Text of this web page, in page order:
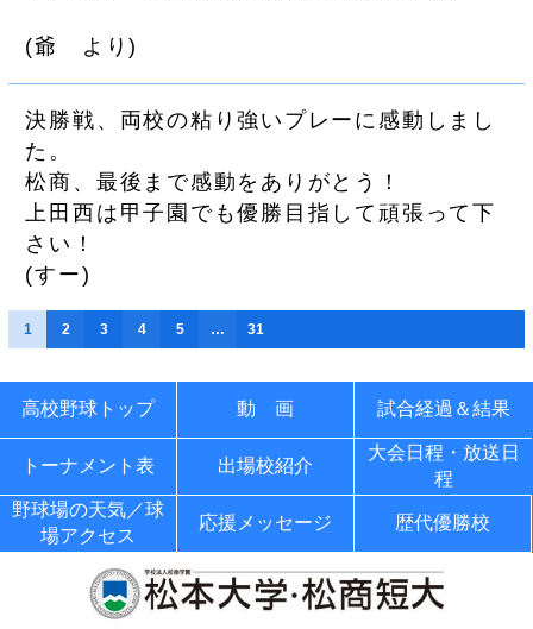
(爺 より)
決勝戦、両校の粘り強いプレーに感動しまし
た。
松商、最後まで感動をありがとう！
上田西は甲子園でも優勝目指して頑張って下
さい！
(すー)
1 2 3 4 5 … 31
高校野球トップ 動 画 試合経過＆結果
トーナメント表 出場校紹介
大会日程・放送日
程
野球場の天気／球
場アクセス
応援メッセージ 歴代優勝校